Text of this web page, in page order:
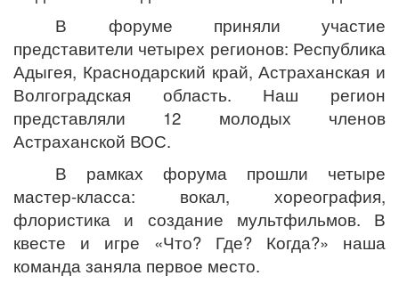
В форуме приняли участие
представители четырех регионов: Республика
Адыгея, Краснодарский край, Астраханская и
Волгоградская область. Наш регион
представляли 12 молодых членов
Астраханской ВОС.
В рамках форума прошли четыре
мастер-класса: вокал, хореография,
флористика и создание мультфильмов. В
квесте и игре «Что? Где? Когда?» наша
команда заняла первое место.